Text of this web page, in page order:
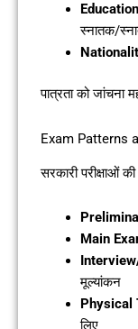
स्नातक/
पात्रता को जांचना
Exam Patterns
सरकारी परीक्षाओं
Main
मूल्यांकन
Physical